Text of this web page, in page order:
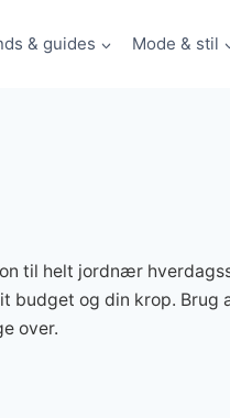
& guides Mode & stil
til helt jordnær
og din krop. Brug
over.